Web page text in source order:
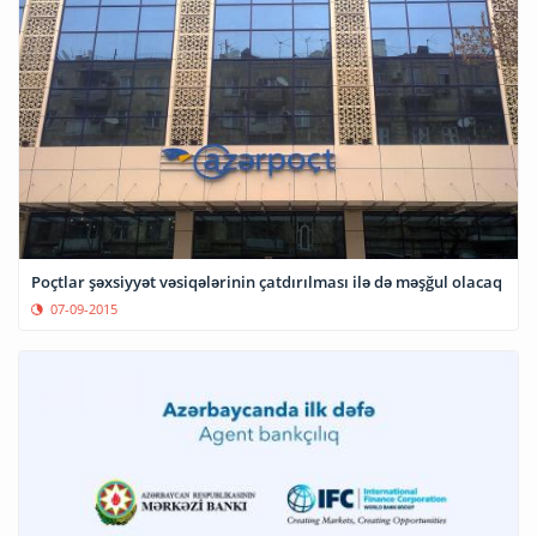
Poçtlar şəxsiyyət vəsiqələrinin çatdırılması ilə də məşğul olacaq
07-09-2015